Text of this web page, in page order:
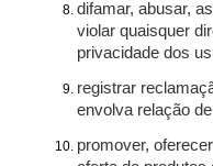
difamar, abusar,
violar quaisquer
privacidade dos
registrar
envolva relação
promover,